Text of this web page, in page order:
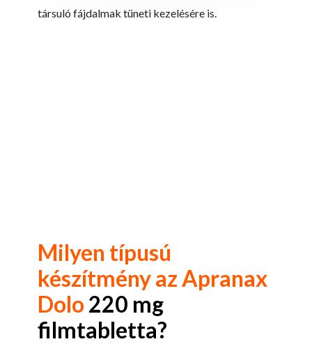
társuló fájdalmak tüneti kezelésére is.
Milyen típusú
készítmény az Apranax
Dolo 220 mg
filmtabletta?